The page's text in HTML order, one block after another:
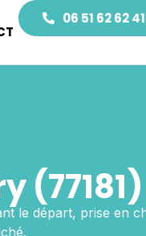
06 51 62 62 41
(77181)
le départ, prise en